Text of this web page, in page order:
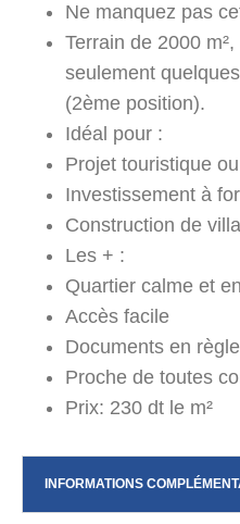
Ne manquez pas
Terrain de 2000
seulement
(2ème position).
Idéal pour :
Projet touristique
Investissement à
Construction de
Les + :
Quartier calme et
Accès facile
Documents en règle
Proche de toutes
Prix: 230 dt le m²
INFORMATIONS